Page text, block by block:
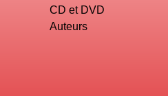
CD et DVD
Auteurs